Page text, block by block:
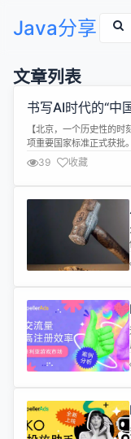
Java分享
文章列表
书写AI时代的“中
标起草单位
【北京，一个历史性的
项重要国家标准正式获批
务协同要求》（GB/T
人与AI如何协同工作
单中，百融智能的名字与
39 收藏